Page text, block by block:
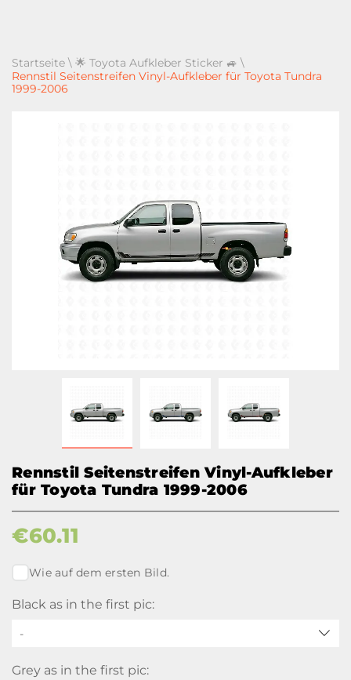
Startseite \ 🌟 Toyota Aufkleber Sticker 🚙 \
Rennstil Seitenstreifen Vinyl-Aufkleber für Toyota Tundra
1999-2006
Rennstil Seitenstreifen Vinyl-Aufkleber
für Toyota Tundra 1999-2006
€60.11
Wie auf dem ersten Bild.
Black as in the first pic:
-
Grey as in the first pic: